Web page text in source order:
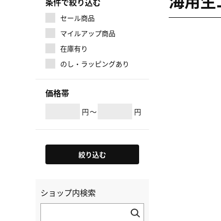
マイルアップ商品
セール商品
在庫有り
のし・ラッピングあり
価格帯
円～ 円
絞り込む
ショップ内検索